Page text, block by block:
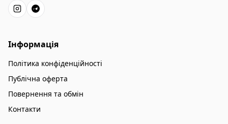
Інформація
Політика конфіденційності
Публічна оферта
Повернення та обмін
Контакти